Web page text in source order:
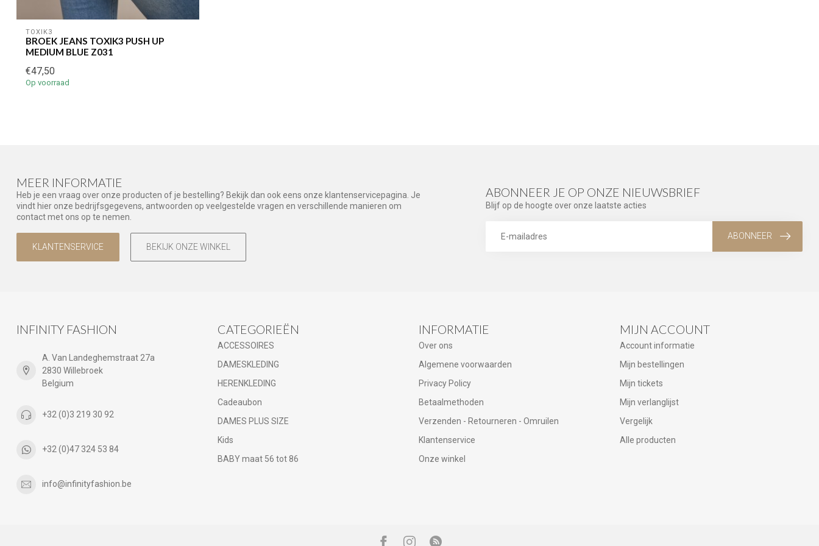
TOXIK3
BROEK JEANS TOXIK3 PUSH UP
MEDIUM BLUE Z031
€47,50
Op voorraad
MEER INFORMATIE
Heb je een vraag over onze producten of je bestelling? Bekijk dan ook eens onze klantenservicepagina. Je
vindt hier onze bedrijfsgegevens, antwoorden op veelgestelde vragen en verschillende manieren om
contact met ons op te nemen.
KLANTENSERVICE BEKIJK ONZE WINKEL
ABONNEER JE OP ONZE NIEUWSBRIEF
Blijf op de hoogte over onze laatste acties
ABONNEER
INFINITY FASHION
A. Van Landeghemstraat 27a
2830 Willebroek
Belgium
+32 (0)3 219 30 92
+32 (0)47 324 53 84
info@infinityfashion.be
CATEGORIEËN
ACCESSOIRES
DAMESKLEDING
HERENKLEDING
Cadeaubon
DAMES PLUS SIZE
Kids
BABY maat 56 tot 86
INFORMATIE
Over ons
Algemene voorwaarden
Privacy Policy
Betaalmethoden
Verzenden - Retourneren - Omruilen
Klantenservice
Onze winkel
MIJN ACCOUNT
Account informatie
Mijn bestellingen
Mijn tickets
Mijn verlanglijst
Vergelijk
Alle producten